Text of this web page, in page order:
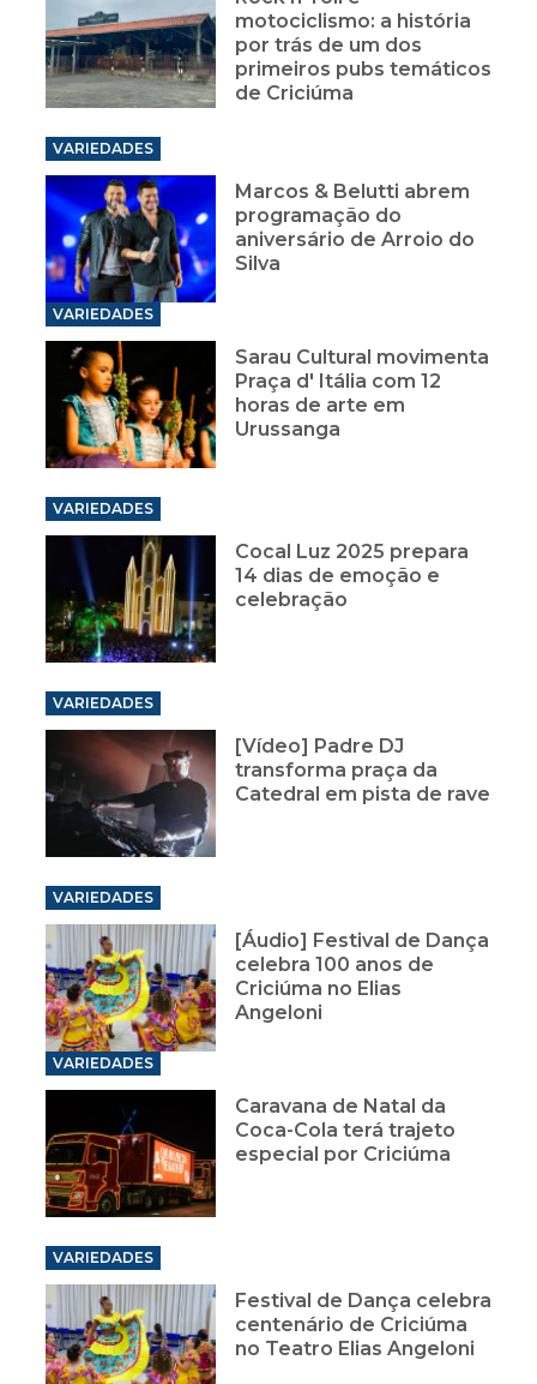
motociclismo: a história
por trás de um dos
primeiros pubs temáticos
de Criciúma
VARIEDADES
Marcos & Belutti abrem
programação do
aniversário de Arroio do
Silva
VARIEDADES
Sarau Cultural movimenta
Praça d' Itália com 12
horas de arte em
Urussanga
VARIEDADES
Cocal Luz 2025 prepara
14 dias de emoção e
celebração
VARIEDADES
[Vídeo] Padre DJ
transforma praça da
Catedral em pista de rave
VARIEDADES
[Áudio] Festival de Dança
celebra 100 anos de
Criciúma no Elias
Angeloni
VARIEDADES
Caravana de Natal da
Coca-Cola terá trajeto
especial por Criciúma
VARIEDADES
Festival de Dança celebra
centenário de Criciúma
no Teatro Elias Angeloni